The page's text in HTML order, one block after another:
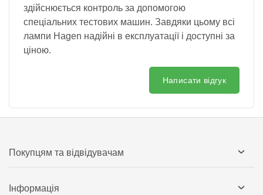
здійснюється контроль за допомогою
спеціальних тестових машин. Завдяки цьому всі
лампи Hagen надійні в експлуатації і доступні за
ціною.
Написати відгук
Покупцям та відвідувачам
Інформація